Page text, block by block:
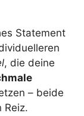
Statement
, die deine
– beide
Reiz.